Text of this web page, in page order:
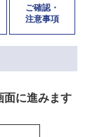
ご確認・
注意事項
面に進みます